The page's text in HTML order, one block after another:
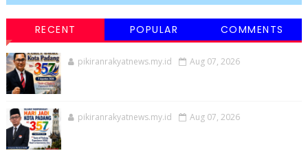
RECENT POPULAR COMMENTS
pikiranrakyatnews.my.id Aug 07, 2026
pikiranrakyatnews.my.id Aug 07, 2026